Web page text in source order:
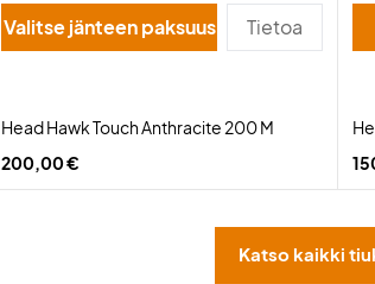
Valitse jänteen paksuus Tietoa
Head Hawk Touch Anthracite 200 M
200,00 €
Katso kaikki